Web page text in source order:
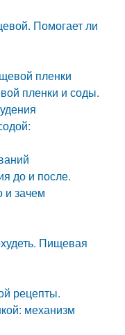
Помогает ли
пленки
пленки и соды.
до и после.
и зачем
Пищевая
рецепты.
механизм